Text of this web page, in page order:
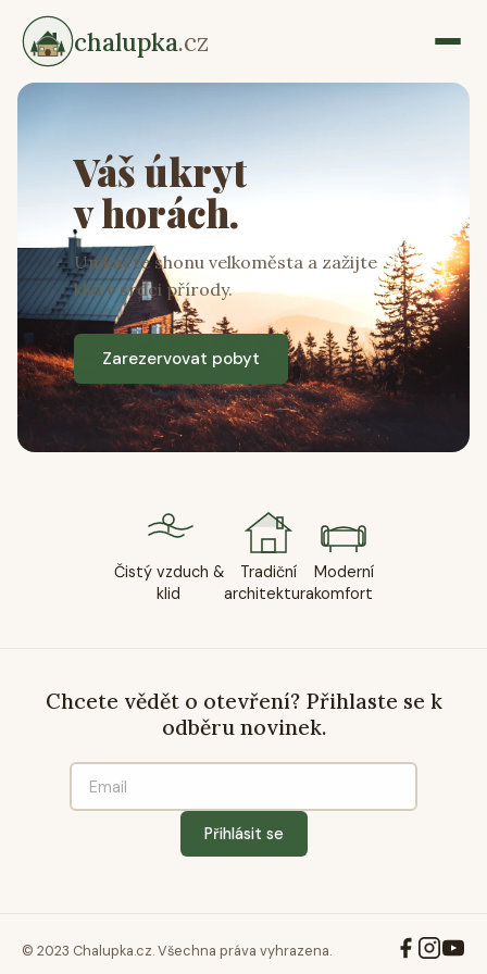
chalupka.cz
Váš úkryt
v horách.
Unikněte shonu velkoměsta a zažijte
klid v srdci přírody.
Zarezervovat pobyt
Čistý vzduch &
klid
Tradiční
architektura
Moderní
komfort
Chcete vědět o otevření? Přihlaste se k
odběru novinek.
Přihlásit se
© 2023 Chalupka.cz. Všechna práva vyhrazena.